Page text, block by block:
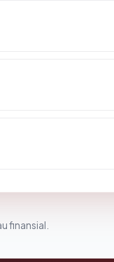
finansial.